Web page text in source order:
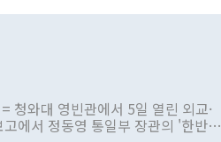
청와대 영빈관에서 5일 열린 외교·
에서 정동영 통일부 장관의 '한반도